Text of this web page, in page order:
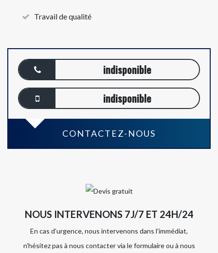
Travail de qualité
indisponible
indisponible
CONTACTEZ-NOUS
NOUS INTERVENONS 7J/7 ET 24H/24
En cas d’urgence, nous intervenons dans l’immédiat,
n’hésitez pas à nous contacter via le formulaire ou à nous